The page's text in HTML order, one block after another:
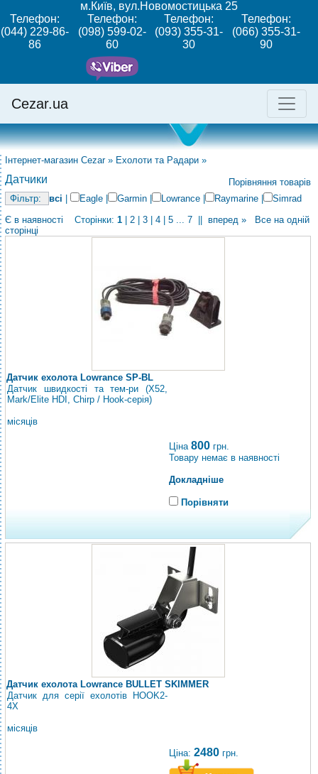
м.Київ, вул.Новомостицька 25
Телефон:
(044) 229-86-
86
Телефон:
(098) 599-02-
60
Телефон:
(093) 355-31-
30
Телефон:
(066) 355-31-
90
Cezar.ua
Інтернет-магазин Cezar » Ехолоти та Радари »
Датчики
Порівняння товарів
всі
Eagle Garmin Lowrance Raymarine
Simrad
Є в наявності Сторінки: 1 2 3 4 5 ... 7 вперед »
Все на одній
сторінці
Датчик ехолота Lowrance SP-BL
Датчик швидкості та тем-ри (X52,
Mark/Elite HDI, Chirp / Hook-серія)
місяців
Ціна 800 грн.
Товару немає в наявності
Докладніше
Порівняти
Датчик ехолота Lowrance BULLET SKIMMER
Датчик для серії ехолотів HOOK2-
4X
місяців
Ціна: 2480 грн.